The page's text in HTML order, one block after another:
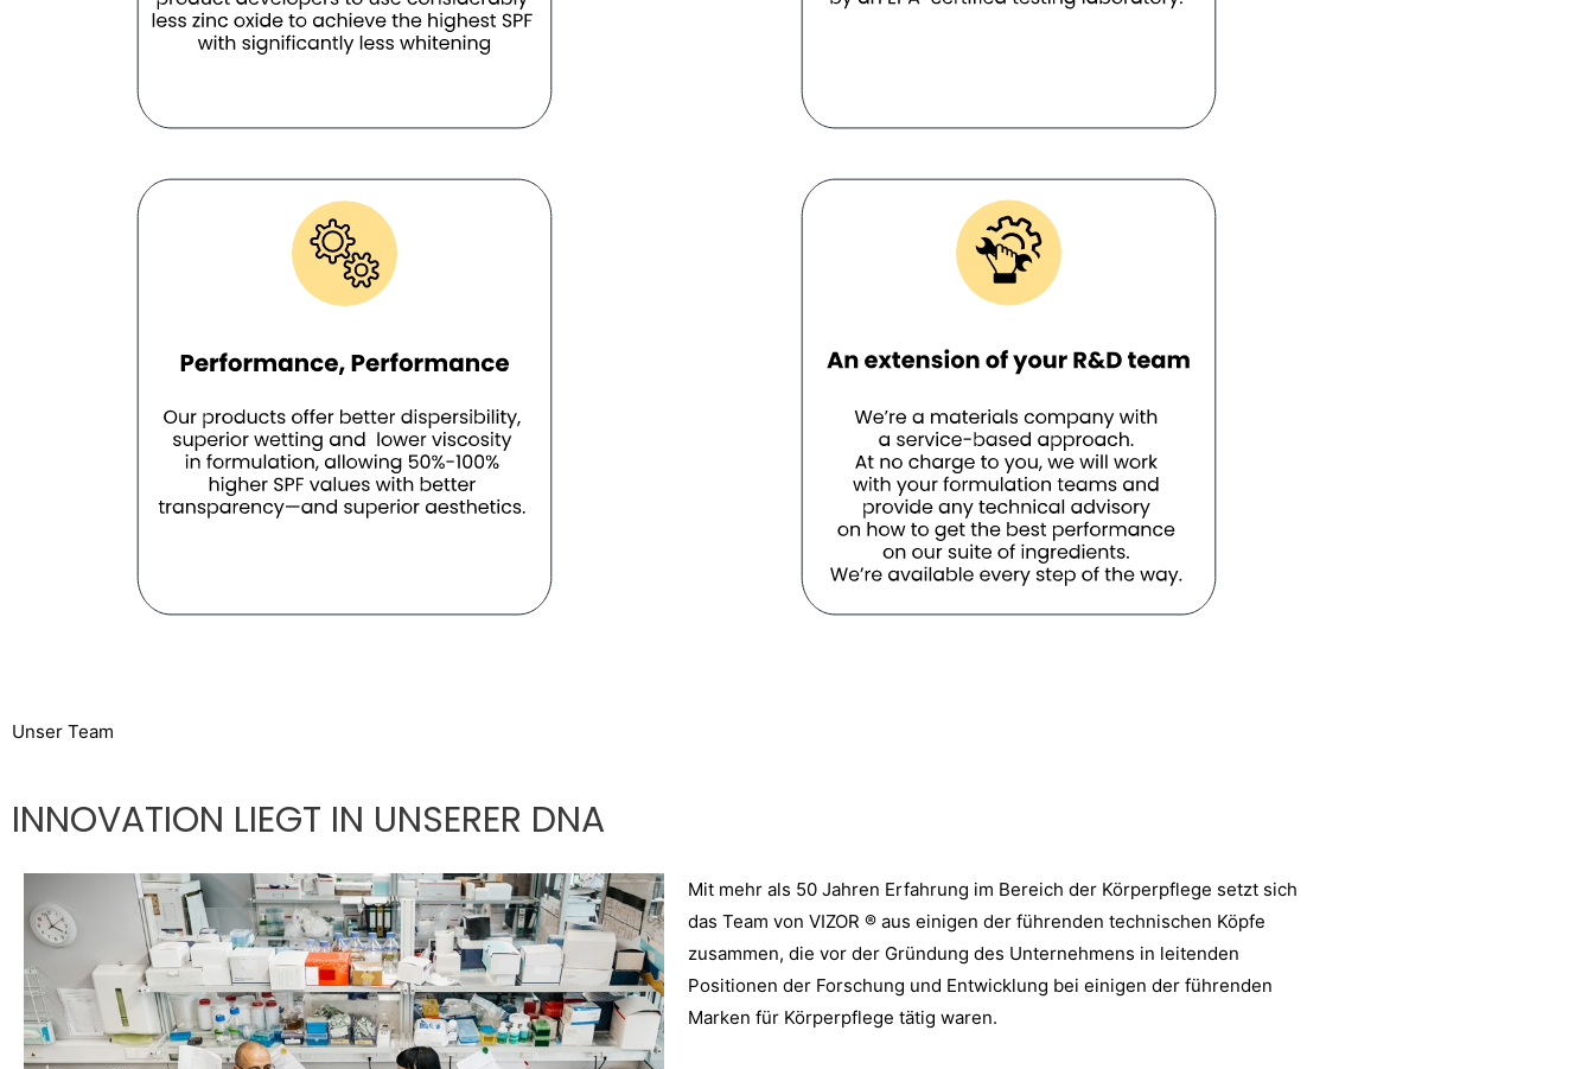
Unser Team
INNOVATION LIEGT IN UNSERER DNA
Mit mehr als 50 Jahren Erfahrung im Bereich der Körperpflege setzt sich
das Team von VIZOR ® aus einigen der führenden technischen Köpfe
zusammen, die vor der Gründung des Unternehmens in leitenden
Positionen der Forschung und Entwicklung bei einigen der führenden
Marken für Körperpflege tätig waren.